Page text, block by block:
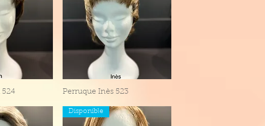
524 Aperçu rapide
Perruque Inès 523
Disponible